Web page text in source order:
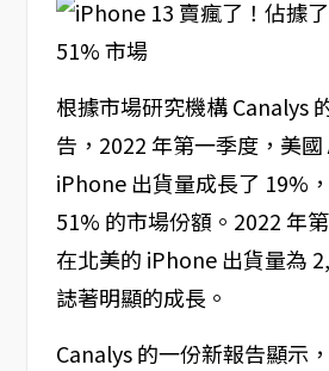
根據市場研究機構 Canalys
告，2022 年第一季度，美
iPhone 出貨量成長了 19%
51% 的市場份額。2022 年
在北美的 iPhone 出貨量為
誌著明顯的成長。
Canalys 的一份新報告顯示